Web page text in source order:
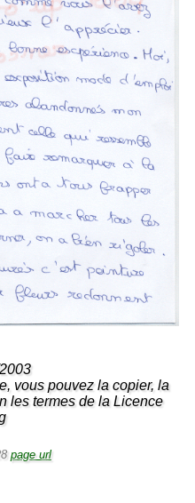
vous pouvez la copier, la
les termes de la Licence
page url